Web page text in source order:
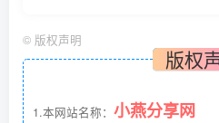
© 版权声明
版权
1.本网站名称： 小燕分享网